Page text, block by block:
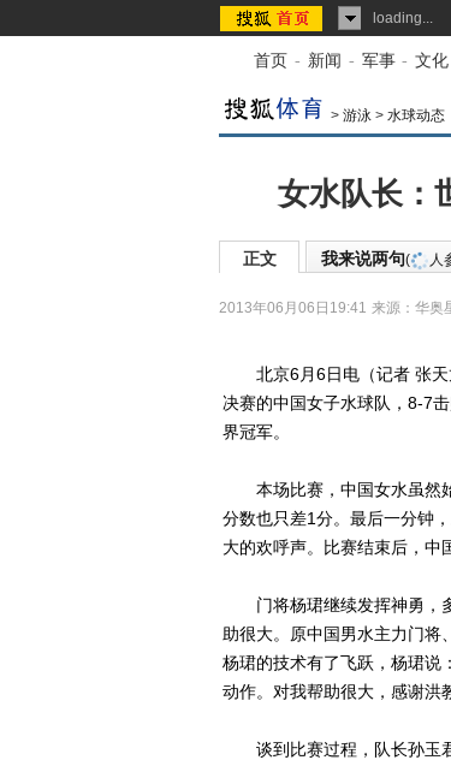
loading...
首页 - 新闻 - 军事 - 文化
> 游泳 > 水球动态
女水队长：
正文 我来说两句( 人
2013年06月06日19:41 来源： 华奥
北京6月6日电（记者 张天
决赛的中国女子水球队，8-7
界冠军。
本场比赛，中国女水虽然始
分数也只差1分。最后一分钟
大的欢呼声。比赛结束后，中
门将杨珺继续发挥神勇，多
助很大。原中国男水主力门将
杨珺的技术有了飞跃，杨珺说
动作。对我帮助很大，感谢洪
谈到比赛过程，队长孙玉君